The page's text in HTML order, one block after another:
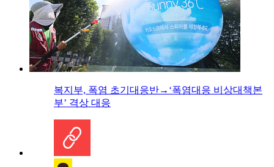
복지부, 폭염 초기대응반→‘폭염대응 비상대책본
부’ 격상 대응